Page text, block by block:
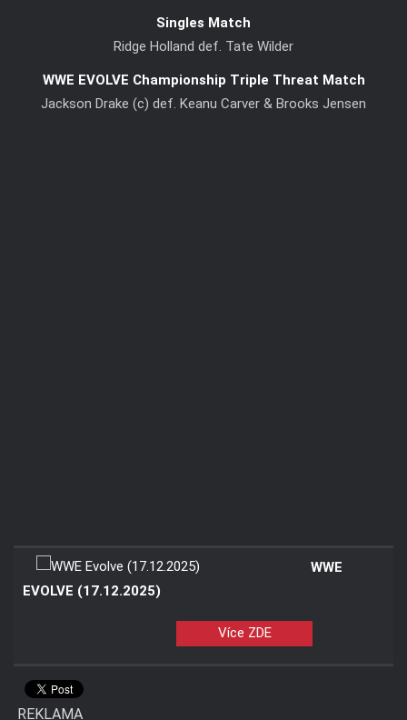
Singles Match
Ridge Holland def. Tate Wilder
WWE EVOLVE Championship Triple Threat Match
Jackson Drake (c) def. Keanu Carver & Brooks Jensen
WWE
EVOLVE (17.12.2025)
Více ZDE
REKLAMA